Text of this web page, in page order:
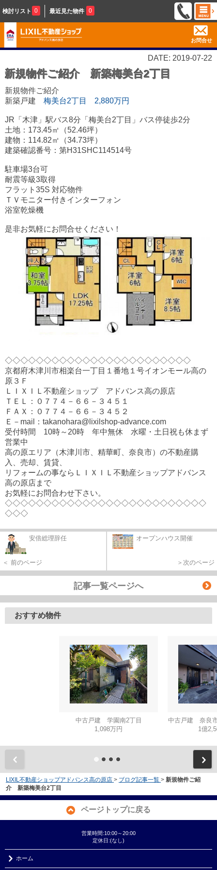
検討リスト 0 最近見た物件 0
お問合せ
DATE: 2019-07-22
新規物件ご紹介 新築梅美台2丁目
新規物件ご紹介
新築戸建 梅美台2丁目 2,880万円
JR「木津」駅バス8分「梅美台2丁目」バス停徒歩2分
土地：173.45㎡（52.46坪）
建物：114.82㎡（34.73坪）
建築確認番号：第H31SHC114514号
駐車場3台可
耐震等級3取得
フラット35S 対応物件
ＴＶモニター付きインターフォン
浴室乾燥機
是非お気軽にお問合せください！
◇◇◇◇◇◇◇◇◇◇◇◇◇◇◇◇◇◇◇◇◇◇◇◇
京都府木津川市相楽台一丁目１番地１号イオンモール高の
原３Ｆ
ＬＩＸＩＬ不動産ショップ アドバンス高の原店
ＴＥＬ：０７７４－６６－３４５１
ＦＡＸ：０７７４－６６－３４５２
Ｅ－mail：takanohara@lixilshop-advance.com
受付時間 10時～20時 年中無休 水曜・土日祝も休まず
営業中
高の原エリア（木津川市、精華町、奈良市）の不動産購
入、売却、賃貸、
リフォームの事ならＬＩＸＩＬ不動産ショップアドバンス
高の原店まで
お気軽にお問合わせ下さい。
◇◇◇◇◇◇◇◇◇◇◇◇◇◇◇◇◇◇◇◇◇◇◇◇◇◇
◇◇◇
安倍総理辞任
＜ 前のページ
オープンハウス開催
＞次のページ
記事一覧ページへ
おすすめ物件
中古戸建 学園南2丁目
1,098万円
中古戸建 奈良
1億
LIXIL不動産ショップアドバンス高の原店 > ブログ記事一覧 > 新規物件ご紹
介 新築梅美台2丁目
ページトップに戻る
営業時間:10:00～20:00
定休日:(なし)
ホーム